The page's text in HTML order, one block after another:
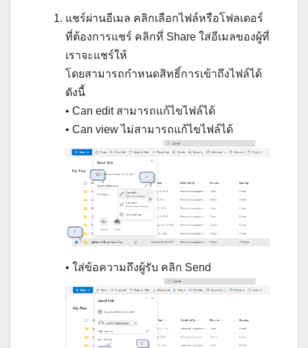
แชร์ผ่านอีเมล คลิกเลือกไฟล์หรือโฟลเดอร์
ที่ต้องการแชร์ คลิกที่ Share ใส่อีเมลของผู้ที่
เราจะแชร์ให้
โดยสามารถกำหนดสิทธิ์การเข้าถึงไฟล์ได้
ดังนี้
• Can edit สามารถแก้ไขไฟล์ได้
• Can view ไม่สามารถแก้ไขไฟล์ได้
• ใส่ข้อความถึงผู้รับ คลิก Send